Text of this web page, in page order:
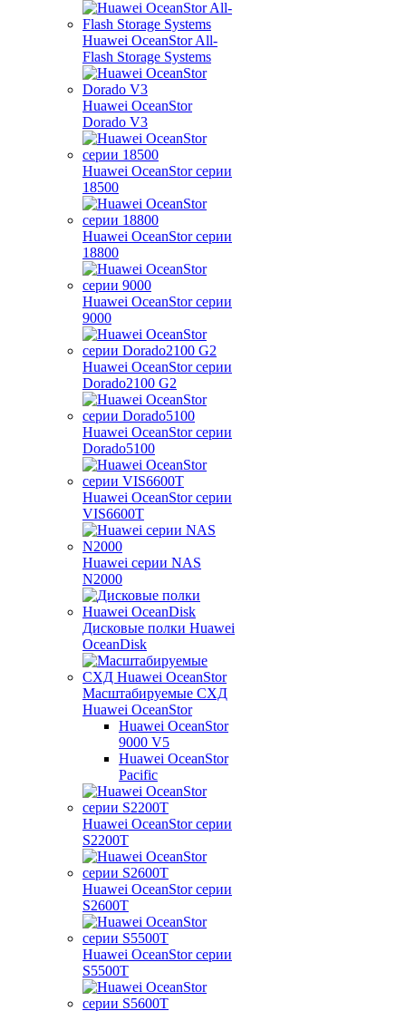
Huawei OceanStor All-
Flash Storage Systems
Huawei OceanStor
Dorado V3
Huawei OceanStor серии
18500
Huawei OceanStor серии
18800
Huawei OceanStor серии
9000
Huawei OceanStor серии
Dorado2100 G2
Huawei OceanStor серии
Dorado5100
Huawei OceanStor серии
VIS6600T
Huawei серии NAS
N2000
Дисковые полки Huawei
OceanDisk
Масштабируемые СХД
Huawei OceanStor
Huawei OceanStor
9000 V5
Huawei OceanStor
Pacific
Huawei OceanStor серии
S2200T
Huawei OceanStor серии
S2600T
Huawei OceanStor серии
S5500T